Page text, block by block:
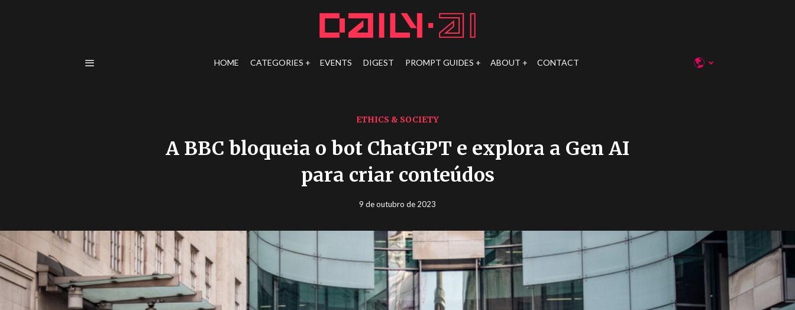
HOME CATEGORIES EVENTS DIGEST PROMPT GUIDES ABOUT CONTACT
ETHICS & SOCIETY
A BBC bloqueia o bot ChatGPT e explora a Gen AI
para criar conteúdos
9 de outubro de 2023